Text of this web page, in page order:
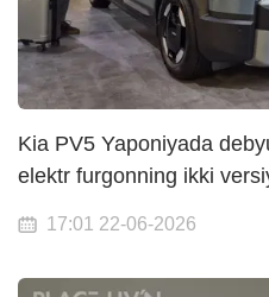
Kia PV5 Yaponiyada
elektr furgonning ikki
17:01 22-06-2026